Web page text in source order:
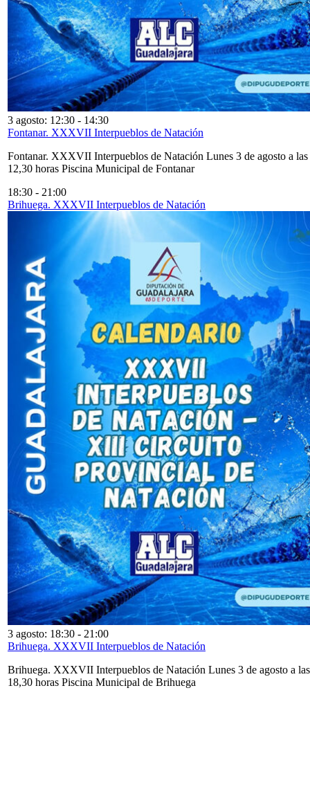
3 agosto: 12:30 - 14:30
Fontanar. XXXVII Interpueblos de Natación
Fontanar. XXXVII Interpueblos de Natación Lunes 3 de agosto a las
12,30 horas Piscina Municipal de Fontanar
18:30 - 21:00
Brihuega. XXXVII Interpueblos de Natación
3 agosto: 18:30 - 21:00
Brihuega. XXXVII Interpueblos de Natación
Brihuega. XXXVII Interpueblos de Natación Lunes 3 de agosto a las
18,30 horas Piscina Municipal de Brihuega